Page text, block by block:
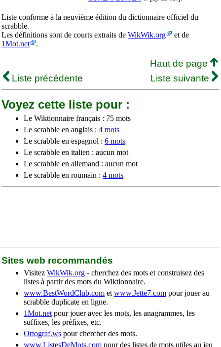
Liste conforme à la neuvième édition du dictionnaire officiel du
scrabble.
Les définitions sont de courts extraits de WikWik.org
et de
1Mot.net
.
Haut de page
Liste précédente
Liste suivante
Voyez cette liste pour :
Le Wiktionnaire français : 75 mots
Le scrabble en anglais : 4 mots
Le scrabble en espagnol : 6 mots
Le scrabble en italien : aucun mot
Le scrabble en allemand : aucun mot
Le scrabble en roumain : 4 mots
Sites web recommandés
Visitez WikWik.org - cherchez des mots et construisez des
listes à partir des mots du Wiktionnaire.
www.BestWordClub.com et www.Jette7.com pour jouer au
scrabble duplicate en ligne.
1Mot.net pour jouer avec les mots, les anagrammes, les
suffixes, les préfixes, etc.
Ortograf.ws pour chercher des mots.
www.ListesDeMots.com pour des listes de mots utiles au jeu